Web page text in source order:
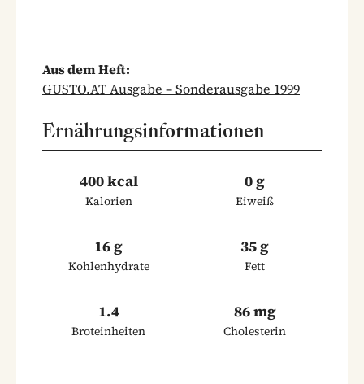
Aus dem Heft:
GUSTO.AT Ausgabe – Sonderausgabe 1999
Ernährungsinformationen
400 kcal
Kalorien
0 g
Eiweiß
16 g
Kohlenhydrate
35 g
Fett
1.4
Broteinheiten
86 mg
Cholesterin